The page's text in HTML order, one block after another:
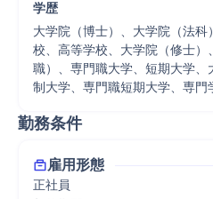
学歴
大学院（博士）、大学院（法
校、高等学校、大学院（修士）
職）、専門職大学、短期大学
制大学、専門職短期大学、専門
勤務条件
雇用形態
正社員